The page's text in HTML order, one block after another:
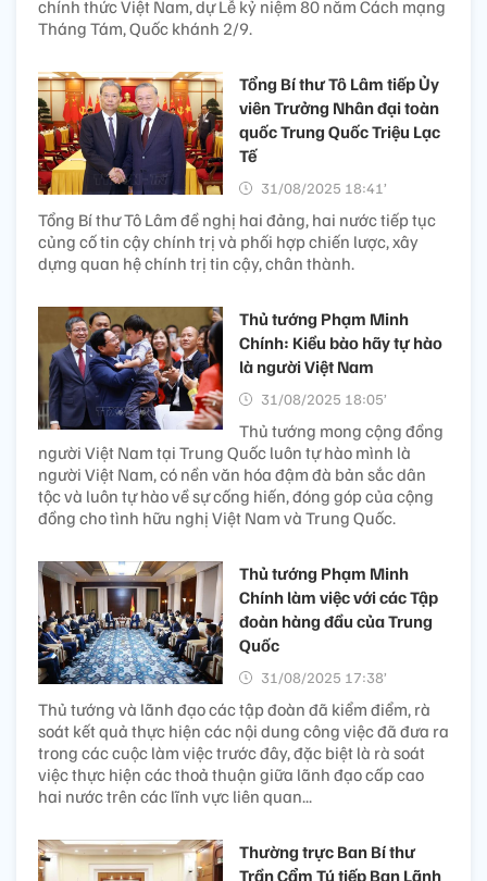
chính thức Việt Nam, dự Lễ kỷ niệm 80 năm Cách mạng
Tháng Tám, Quốc khánh 2/9.
Tổng Bí thư Tô Lâm tiếp Ủy
viên Trưởng Nhân đại toàn
quốc Trung Quốc Triệu Lạc
Tế
31/08/2025 18:41’
Tổng Bí thư Tô Lâm đề nghị hai đảng, hai nước tiếp tục
củng cố tin cậy chính trị và phối hợp chiến lược, xây
dựng quan hệ chính trị tin cậy, chân thành.
Thủ tướng Phạm Minh
Chính: Kiều bào hãy tự hào
là người Việt Nam
31/08/2025 18:05’
Thủ tướng mong cộng đồng
người Việt Nam tại Trung Quốc luôn tự hào mình là
người Việt Nam, có nền văn hóa đậm đà bản sắc dân
tộc và luôn tự hào về sự cống hiến, đóng góp của cộng
đồng cho tình hữu nghị Việt Nam và Trung Quốc.
Thủ tướng Phạm Minh
Chính làm việc với các Tập
đoàn hàng đầu của Trung
Quốc
31/08/2025 17:38’
Thủ tướng và lãnh đạo các tập đoàn đã kiểm điểm, rà
soát kết quả thực hiện các nội dung công việc đã đưa ra
trong các cuộc làm việc trước đây, đặc biệt là rà soát
việc thực hiện các thoả thuận giữa lãnh đạo cấp cao
hai nước trên các lĩnh vực liên quan...
Thường trực Ban Bí thư
Trần Cẩm Tú tiếp Ban Lãnh